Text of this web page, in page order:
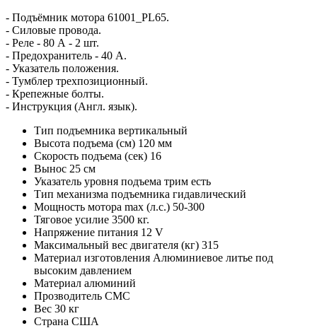
- Подъёмник мотора 61001_PL65.
- Силовые провода.
- Реле - 80 А - 2 шт.
- Предохранитель - 40 A.
- Указатель положения.
- Тумблер трехпозиционный.
- Крепежные болты.
- Инструкция (Англ. язык).
Тип подъемника вертикальный
Высота подъема (см) 120 мм
Скорость подъема (сек) 16
Вынос 25 см
Указатель уровня подъема трим есть
Тип механизма подъемника гидавлический
Мощность мотора max (л.с.) 50-300
Тяговое усилие 3500 кг.
Напряжение питания 12 V
Максимальный вес двигателя (кг) 315
Материал изготовления Алюминиевое литье под
высоким давлением
Материал алюминий
Прозводитель CMC
Вес 30 кг
Страна США